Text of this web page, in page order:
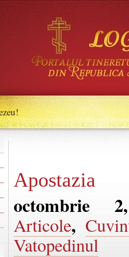
Apostazia
octombrie
Articole,
Vatopedinul